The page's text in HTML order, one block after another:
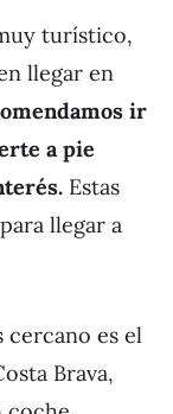
turístico,
llegar en
ir
a pie
Estas
llegar a
cercano es el
Brava,